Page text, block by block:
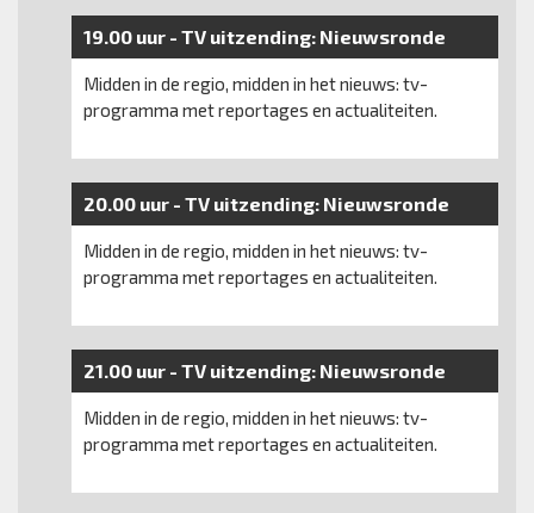
19.00 uur - TV uitzending: Nieuwsronde
Midden in de regio, midden in het nieuws: tv-
programma met reportages en actualiteiten.
20.00 uur - TV uitzending: Nieuwsronde
Midden in de regio, midden in het nieuws: tv-
programma met reportages en actualiteiten.
21.00 uur - TV uitzending: Nieuwsronde
Midden in de regio, midden in het nieuws: tv-
programma met reportages en actualiteiten.